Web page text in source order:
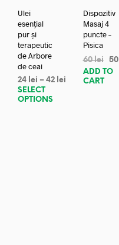
Ulei
esențial
pur și
terapeutic
de Arbore
de ceai
24 lei – 42 lei
SELECT
OPTIONS
Dispozitiv
Masaj 4
puncte –
Pisica
60lei 50
ADD TO
CART